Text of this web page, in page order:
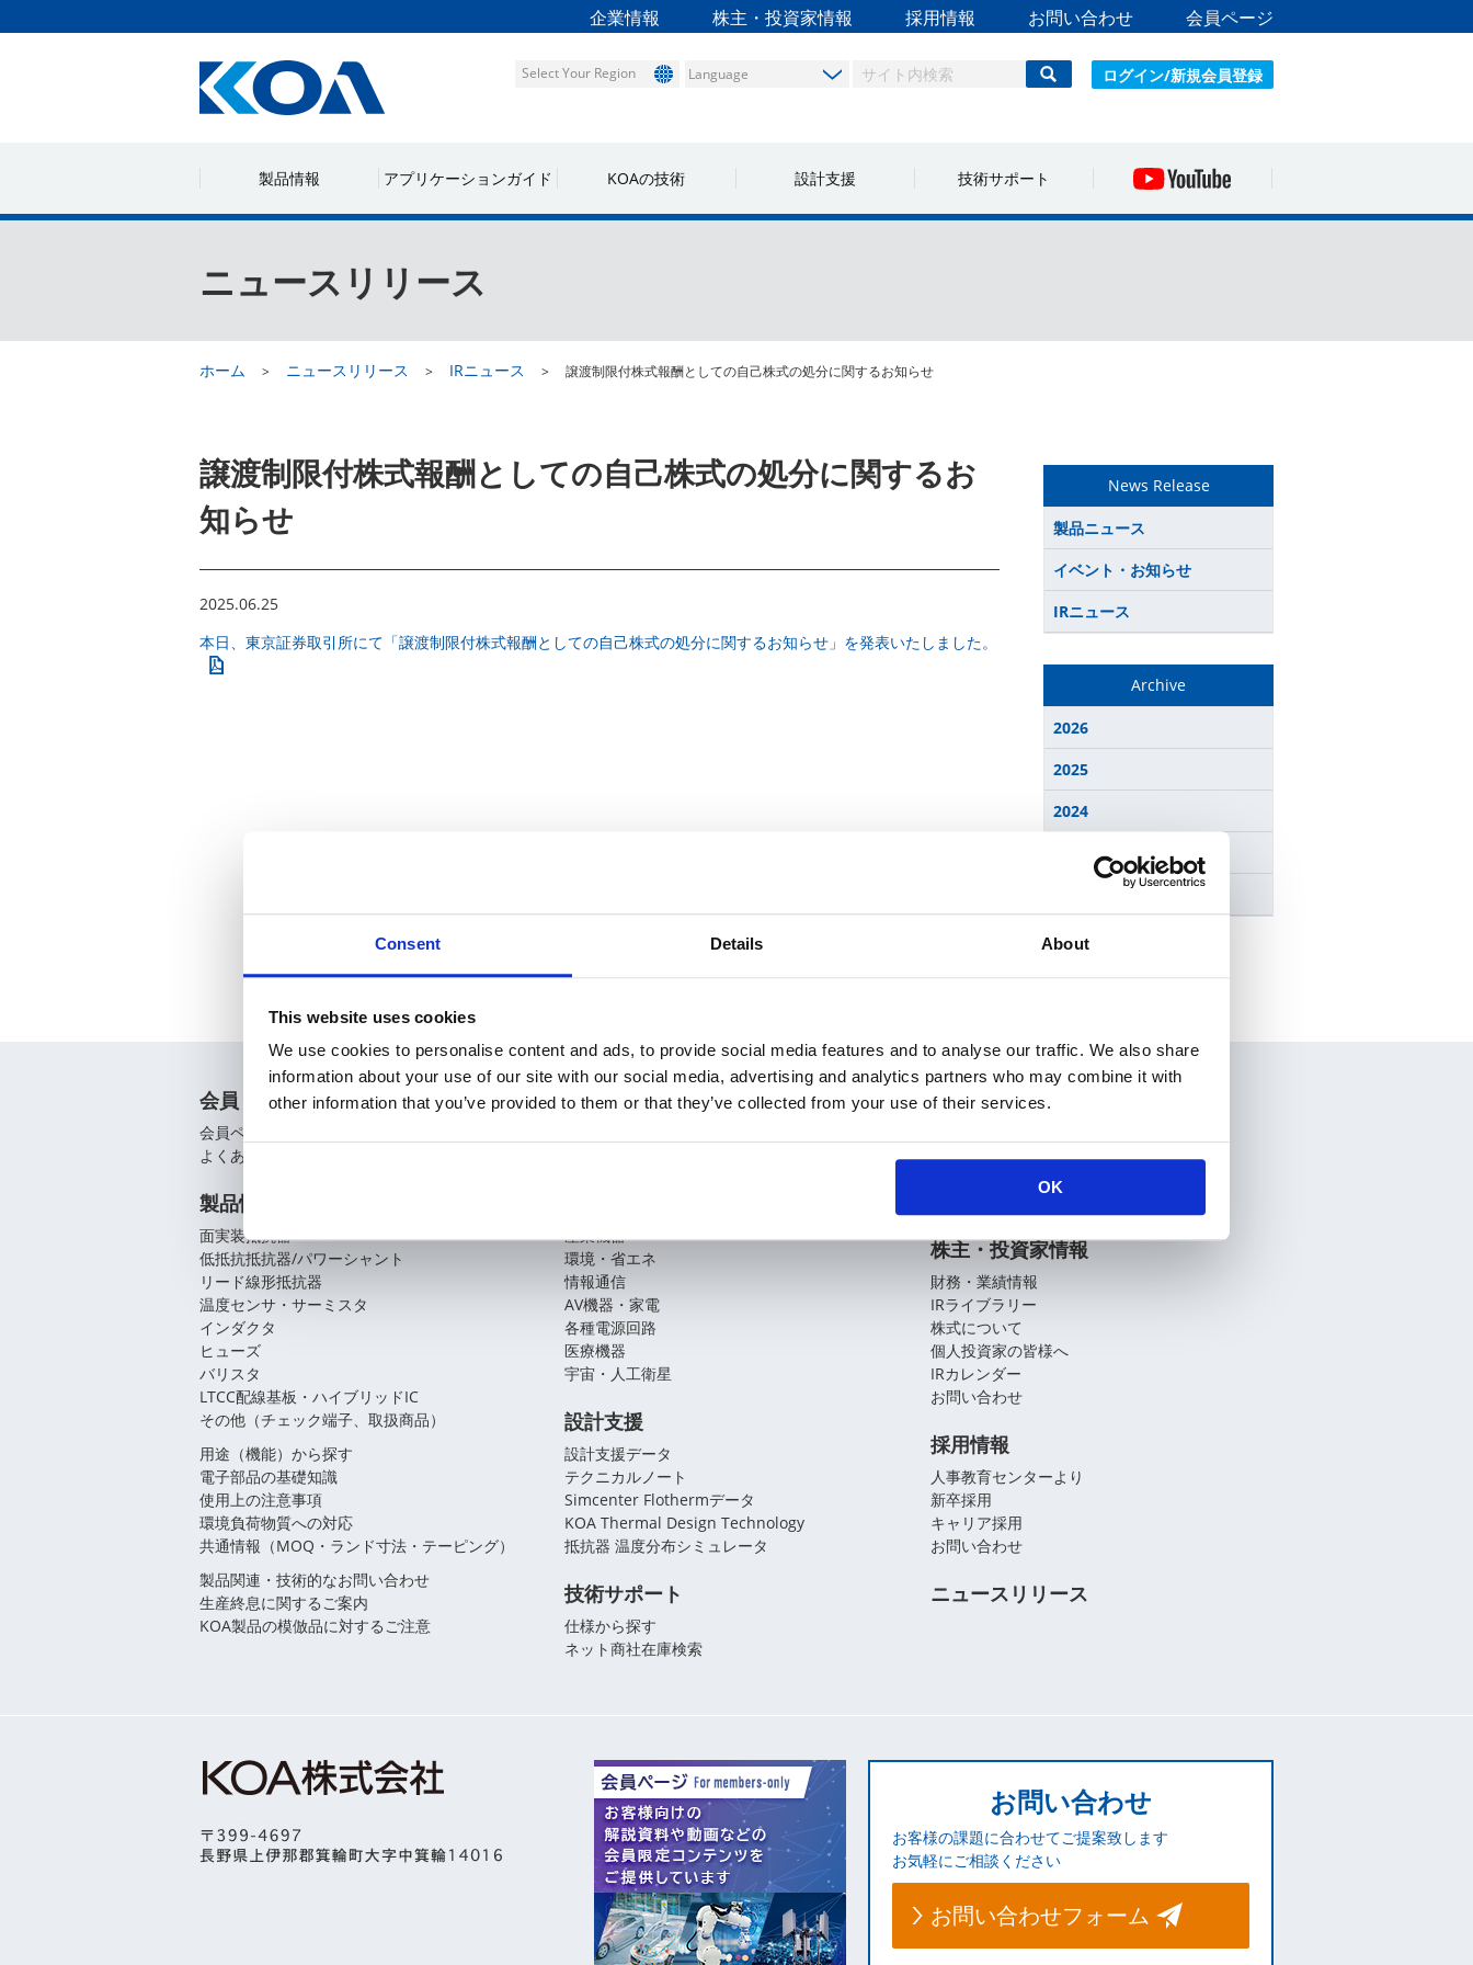
Consent Details About
This website uses cookies
We use cookies to personalise content and ads, to provide social media features and to analyse our traffic. We also share
information about your use of our site with our social media, advertising and analytics partners who may combine it with
other information that you’ve provided to them or that they’ve collected from your use of their services.
OK
企業情報 株主・投資家情報 採用情報 お問い合わせ 会員ページ
ログイン/新規会員登録
Select Your Region
製品情報 アプリケーションガイド KOAの技術 設計支援 技術サポート
ニュースリリース
ホーム ニュースリリース IRニュース 譲渡制限付株式報酬としての自己株式の処分に関するお知らせ
譲渡制限付株式報酬としての自己株式の処分に関するお
知らせ
2025.06.25
本日、東京証券取引所にて「譲渡制限付株式報酬としての自己株式の処分に関するお知らせ」を発表いたしました。
News Release
製品ニュース
イベント・お知らせ
IRニュース
Archive
2026
2025
2024
会員
会員ページ
よくあるご質問（FAQ）
製品情報
面実装抵抗器
低抵抗抵抗器/パワーシャント
リード線形抵抗器
温度センサ・サーミスタ
インダクタ
ヒューズ
バリスタ
LTCC配線基板・ハイブリッドIC
その他（チェック端子、取扱商品）
用途（機能）から探す
電子部品の基礎知識
使用上の注意事項
環境負荷物質への対応
共通情報（MOQ・ランド寸法・テーピング）
製品関連・技術的なお問い合わせ
生産終息に関するご案内
KOA製品の模倣品に対するご注意
KOAの技術
産業機器
環境・省エネ
情報通信
AV機器・家電
各種電源回路
医療機器
宇宙・人工衛星
設計支援
設計支援データ
テクニカルノート
Simcenter Flothermデータ
KOA Thermal Design Technology
抵抗器 温度分布シミュレータ
技術サポート
仕様から探す
ネット商社在庫検索
企業情報
役員紹介
株主・投資家情報
財務・業績情報
IRライブラリー
株式について
個人投資家の皆様へ
IRカレンダー
お問い合わせ
採用情報
人事教育センターより
新卒採用
キャリア採用
お問い合わせ
ニュースリリース
お問い合わせ
お客様の課題に合わせてご提案致します
お気軽にご相談ください
お問い合わせフォーム